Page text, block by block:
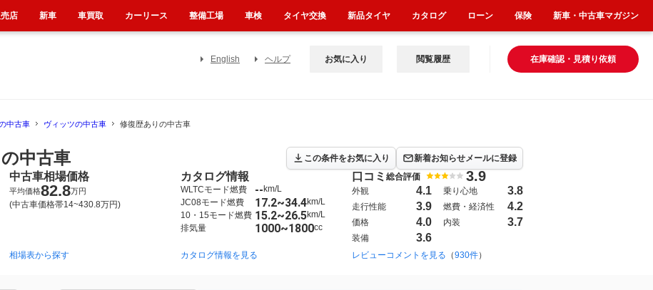
English ヘルプ 在庫確認・見積り依頼
お気に入り 閲覧履歴
中古車 ヴィッツの中古車 修復歴ありの中古車
中古車 この条件をお気に入り 新着お知らせメールに登録
2005年2月~2010年12月（68） 1999年1月~2005年2月（28） 2010年12月~2020年3月（1024）
中古車相場価格
平均価格82.8万円
(中古車価格帯14~430.8万円)
相場表から探す
カタログ情報
WLTCモード燃費 -- km/L
JC08モード燃費
17.2~34.4km/L
10・15モード燃費 15.2~26.5km/L
排気量
1000~1800cc
カタログ情報を見る
口コミ 総合評価 3.9
外観 4.1 乗り心地 3.8
走行性能 3.9 燃費・経済性 4.2
価格 4.0 内装 3.7
装備 3.6
レビューコメントを見る （930件）
店 新車 車買取 カーリース 整備工場 車検 タイヤ交換 新品タイヤ カタログ ローン 保険 新車・中古車マガジン